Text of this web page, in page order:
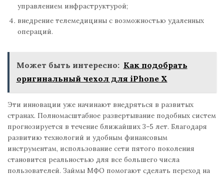
управлением инфраструктурой;
внедрение телемедицины с возможностью удаленных
операций.
Может быть интересно: Как подобрать
оригинальный чехол для iPhone X
Эти инновации уже начинают внедряться в развитых
странах. Полномасштабное развертывание подобных систем
прогнозируется в течение ближайших 3–5 лет. Благодаря
развитию технологий и удобным финансовым
инструментам, использование сети пятого поколения
становится реальностью для все большего числа
пользователей. Займы МФО помогают сделать переход на